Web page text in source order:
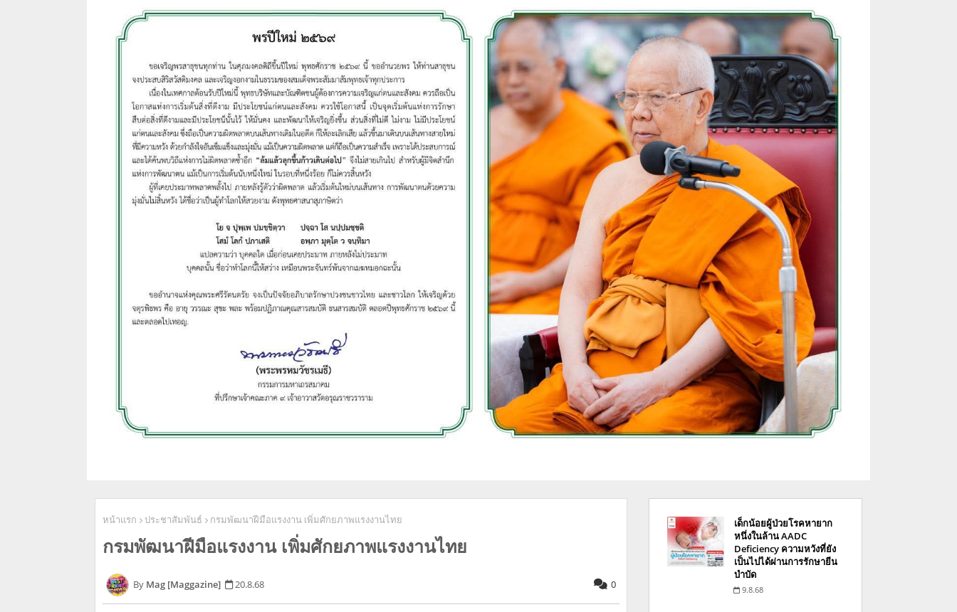
หน้าแรก ประชาสัมพันธ์ กรมพัฒนาฝีมือแรงงาน เพิ่มศักยภาพแรงงานไทย
กรมพัฒนาฝีมือแรงงาน เพิ่มศักยภาพแรงงานไทย
Mag [Maggazine] 20.8.68 0
เด็กน้อยผู้ป่วยโรคหายาก
หนึ่งในล้าน AADC
Deficiency ความหวังที่ยัง
เป็นไปได้ผ่านการรักษายีน
บำบัด
9.8.68